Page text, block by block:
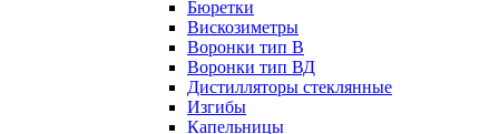
Бюретки
Вискозиметры
Воронки тип В
Воронки тип ВД
Дистилляторы стеклянные
Изгибы
Капельницы